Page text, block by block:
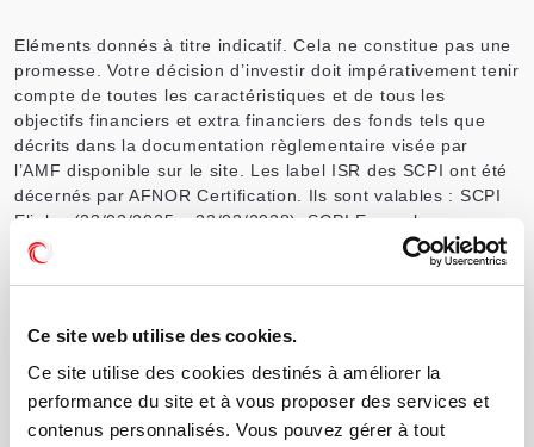
Ce site web utilise des cookies.
Ce site utilise des cookies destinés à améliorer la
performance du site et à vous proposer des services et
contenus personnalisés. Vous pouvez gérer à tout
Eléments donnés à titre indicatif. Cela ne constitue pas une
promesse. Votre décision d’investir doit impérativement tenir
compte de toutes les caractéristiques et de tous les
objectifs financiers et extra financiers des fonds tels que
décrits dans la documentation règlementaire visée par
l’AMF disponible sur le site. Les label ISR des SCPI ont été
décernés par AFNOR Certification. Ils sont valables : SCPI
Elialys (23/02/2025 – 22/02/2028), SCPI Eurovalys
(23/02/2025 – 22/02/2028), Eden (04/02/2025 –
03/02/2028). Les SCPI labellisées sont classées article 8 au
immobiliers labellisés, consultez le site :
http://www.lelabelisr.fr.